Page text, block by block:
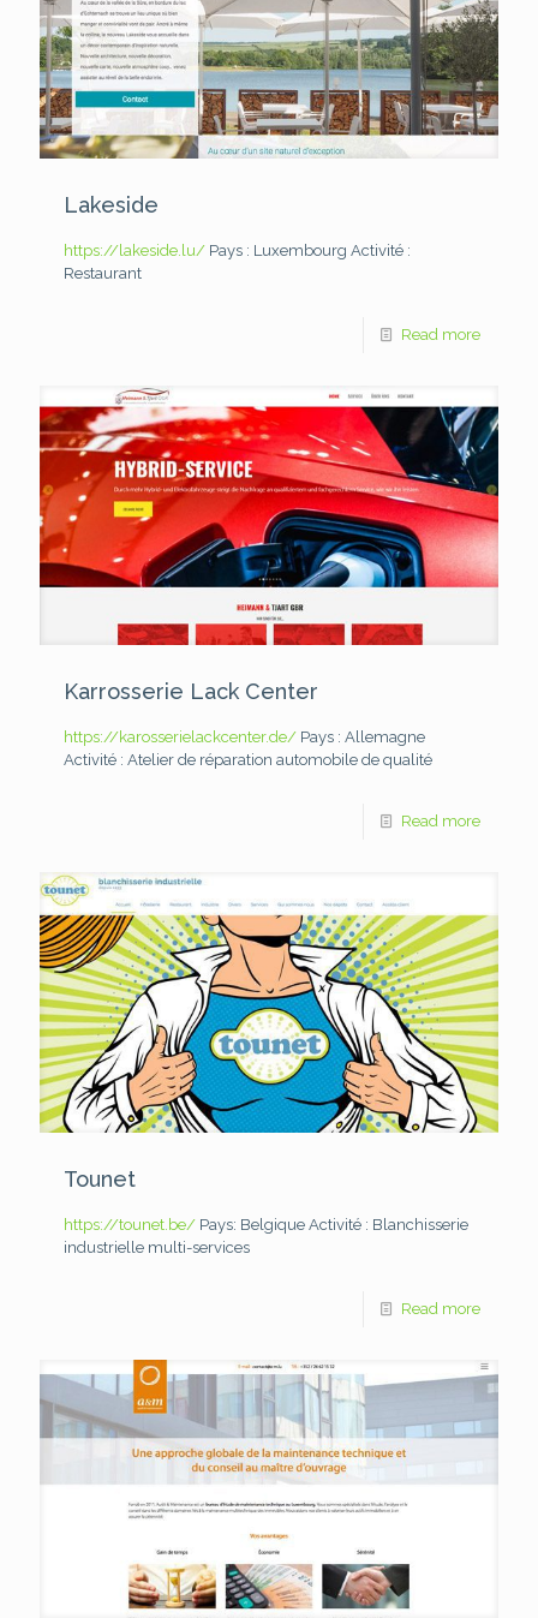
Lakeside
https://lakeside.lu/ Pays : Luxembourg Activité :
Restaurant
Read more
Karrosserie Lack Center
https://karosserielackcenter.de/ Pays : Allemagne
Activité : Atelier de réparation automobile de qualité
Read more
Tounet
https://tounet.be/ Pays: Belgique Activité : Blanchisserie
industrielle multi-services
Read more